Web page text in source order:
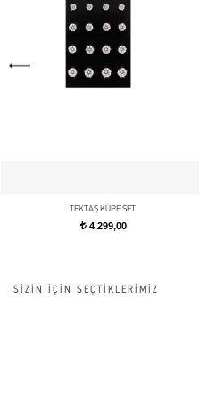
TEKTAŞ KÜPE SET
t4.299,00
SİZİN İÇİN SEÇTİKLERİMİZ